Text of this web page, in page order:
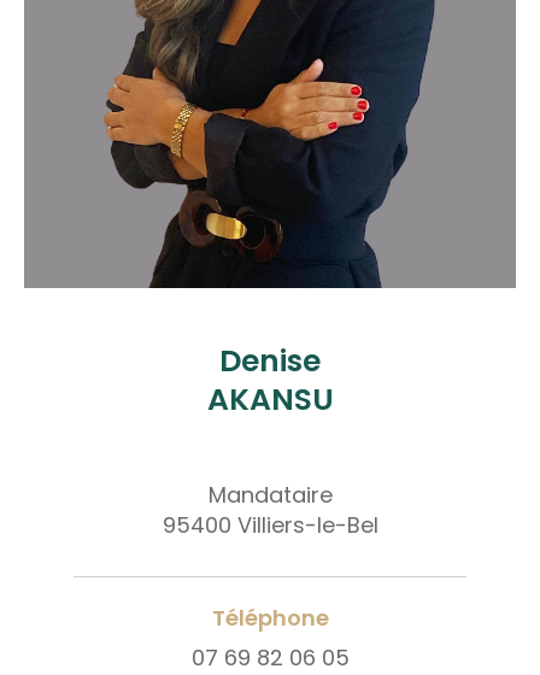
Denise
AKANSU
Mandataire
95400 Villiers-le-Bel
Téléphone
07 69 82 06 05